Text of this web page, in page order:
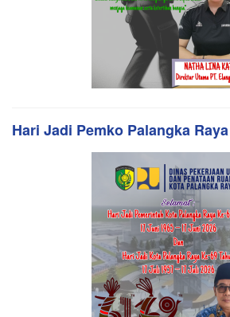
Hari Jadi Pemko Palangka Raya